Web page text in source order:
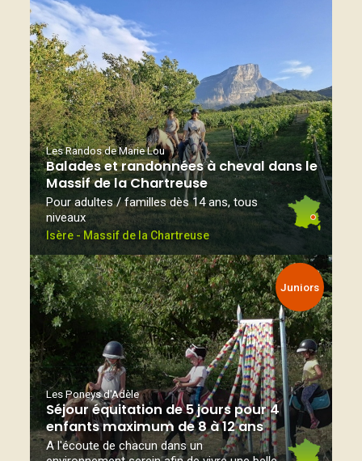
Les Randos de Marie Lou
Balades et randonnées à cheval dans le
Massif de la Chartreuse
Pour adultes / familles dès 14 ans, tous
niveaux
Isère - Massif de la Chartreuse
Juniors
Les Poneys d'Adèle
Séjour équitation de 5 jours pour 4
enfants maximum de 8 à 12 ans
A l'écoute de chacun dans un